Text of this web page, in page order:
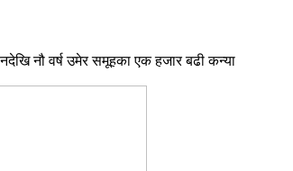
नौ वर्ष उमेर समूहका एक हजार बढी कन्या